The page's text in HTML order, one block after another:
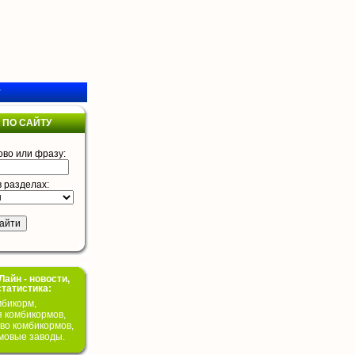
САЙТУ
или фразу:
разделах:
- новости,
комбикормов,
комбикормов,
заводы.